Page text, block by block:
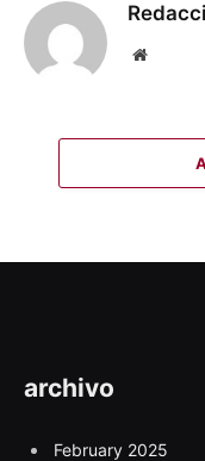
Website
archivo
February 2025